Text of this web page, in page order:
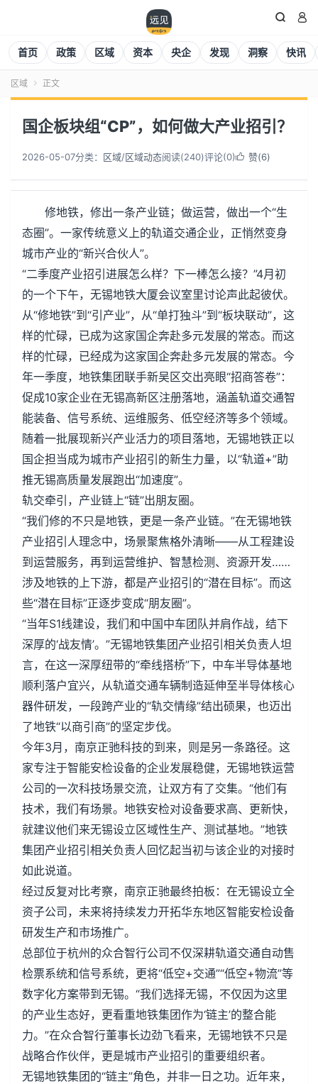
 
首页 政策 区域 资本 央企 发现 洞察 快讯
区域  正文
国企板块组“CP”，如何做大产业招引？
2026-05-07分类： 区域/区域动态阅读(240)评论(0) 赞(6)
修地铁，修出一条产业链；做运营，做出一个“生
态圈”。一家传统意义上的轨道交通企业，正悄然变身
城市产业的“新兴合伙人”。
“二季度产业招引进展怎么样？下一棒怎么接？”4月初
的一个下午，无锡地铁大厦会议室里讨论声此起彼伏。
从“修地铁”到“引产业”，从“单打独斗”到“板块联动”，这
样的忙碌，已成为这家国企奔赴多元发展的常态。而这
样的忙碌，已经成为这家国企奔赴多元发展的常态。今
年一季度，地铁集团联手新吴区交出亮眼“招商答卷”：
促成10家企业在无锡高新区注册落地，涵盖轨道交通智
能装备、信号系统、运维服务、低空经济等多个领域。
随着一批展现新兴产业活力的项目落地，无锡地铁正以
国企担当成为城市产业招引的新生力量，以“轨道+”助
推无锡高质量发展跑出“加速度”。
轨交牵引，产业链上“链”出朋友圈。
“我们修的不只是地铁，更是一条产业链。”在无锡地铁
产业招引人理念中，场景聚焦格外清晰——从工程建设
到运营服务，再到运营维护、智慧检测、资源开发……
涉及地铁的上下游，都是产业招引的“潜在目标”。而这
些“潜在目标”正逐步变成“朋友圈”。
“当年S1线建设，我们和中国中车团队并肩作战，结下
深厚的‘战友情’。”无锡地铁集团产业招引相关负责人坦
言，在这一深厚纽带的“牵线搭桥”下，中车半导体基地
顺利落户宜兴，从轨道交通车辆制造延伸至半导体核心
器件研发，一段跨产业的“轨交情缘”结出硕果，也迈出
了地铁“以商引商”的坚定步伐。
今年3月，南京正驰科技的到来，则是另一条路径。这
家专注于智能安检设备的企业发展稳健，无锡地铁运营
公司的一次科技场景交流，让双方有了交集。“他们有
技术，我们有场景。地铁安检对设备要求高、更新快，
就建议他们来无锡设立区域性生产、测试基地。”地铁
集团产业招引相关负责人回忆起当初与该企业的对接时
如此说道。
经过反复对比考察，南京正驰最终拍板：在无锡设立全
资子公司，未来将持续发力开拓华东地区智能安检设备
研发生产和市场推广。
总部位于杭州的众合智行公司不仅深耕轨道交通自动售
检票系统和信号系统，更将“低空+交通”“低空+物流”等
数字化方案带到无锡。“我们选择无锡，不仅因为这里
的产业生态好，更看重地铁集团作为‘链主’的整合能
力。”在众合智行董事长边劲飞看来，无锡地铁不只是
战略合作伙伴，更是城市产业招引的重要组织者。
无锡地铁集团的“链主”角色，并非一日之功。近年来，